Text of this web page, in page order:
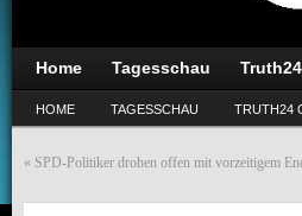
Home Tagesschau
HOME TAGESSCHAU TRUTH24
« SPD-Politiker drohen offen mit vorzeitigem